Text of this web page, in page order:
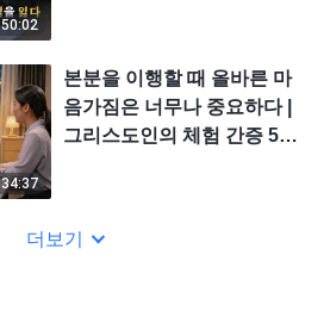
50:02
34:37
본분을 이행할 때 올바른 마
음가짐은 너무나 중요하다 |
그리스도인의 체험 간증 589
더보기